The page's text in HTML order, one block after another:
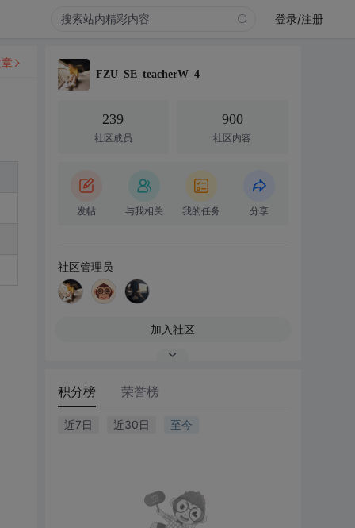
登录/注册
FZU_SE_teacherW_4
239
社区成员
900
社区内容
发帖 与我相关 我的任务 分享
社区管理员
加入社区
积分榜 荣誉榜
近7日 近30日 至今